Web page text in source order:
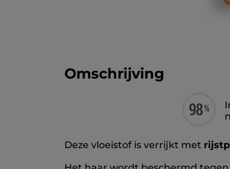
Omschrijving
Deze vloeistof is verrijkt met